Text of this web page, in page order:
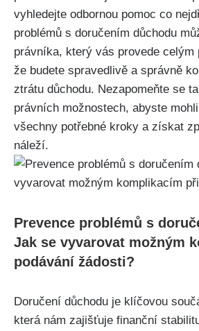
vyhledejte odbornou pomoc co
problémů s doručením důchodu
právníka, který vás provede celým
že budete spravedlivě a správně
ztrátu důchodu. Nezapomeňte se
právních možnostech, abyste
všechny potřebné kroky a získat
náleží.
Prevence problémů s
Jak se vyvarovat možným
podávání žádosti?
Doručení důchodu je klíčovou
která nám zajišťuje finanční